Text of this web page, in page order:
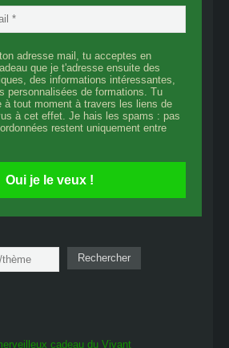
adresse mail, tu acceptes en
que je t'adresse ensuite des
des informations intéressantes,
personnalisées de formations. Tu
à tout moment à travers les liens de
à cet effet. Je hais les spams : pas
restent uniquement entre
Oui je le veux !
Rechercher
cadeau du Vivant